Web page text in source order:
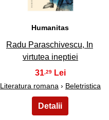
Humanitas
Radu Paraschivescu, In
virtutea ineptiei
31 ,29
Literatura romana › Beletristica